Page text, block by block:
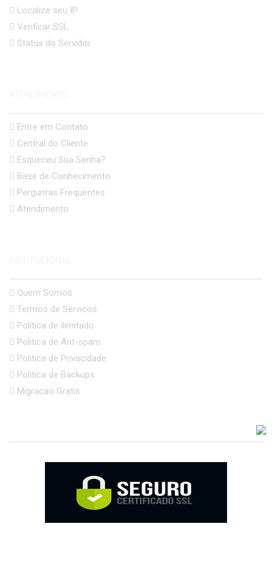
Localize seu IP
Verificar SSL
Status do Servidor
Entre em Contato
Central do Cliente
Esqueceu Sua Senha?
Base de Conhecimento
Perguntas Frequentes
Atendimento
Quem Somos
Termos de Servicos
Politica de ilimitado
Politica de Ant-spam
Politica de Privacidade
Política de Backups
Migracao Gratis